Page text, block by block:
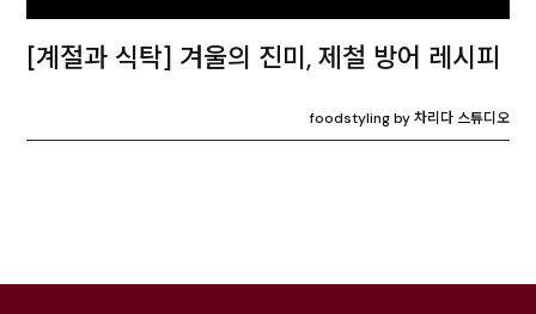
[계절과 식탁] 겨울의 진미, 제철 방어 레시피
foodstyling by 차리다 스튜디오